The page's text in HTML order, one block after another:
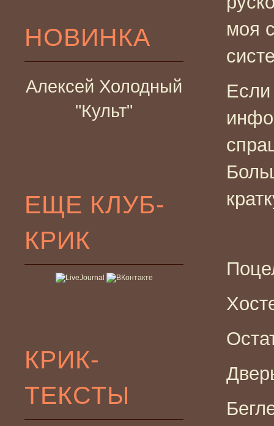
НОВИНКА
Алексей Холодный
"Культ"
ЕЩЕ КЛУБ-
КРИК
КРИК-
ТЕКСТЫ
моя
Если